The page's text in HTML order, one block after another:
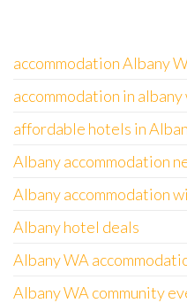
accommodation Albany
accommodation in
affordable hotels in
Albany accommodation
Albany accommodation
Albany hotel deals
Albany WA
Albany WA community